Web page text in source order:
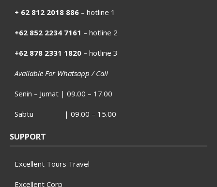
+ 62 812 2018 886 – hotline 1
+62 852 2234 7161 – hotline 2
+62 878 2331 1820 – hotline 3
Available For Whatsapp / Call
Senin – Jumat | 09.00 – 17.00
Sabtu | 09.00 – 15.00
SUPPORT
Excellent Tours Travel
Excellent Corp